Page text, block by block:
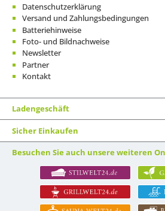
Datenschutzerklärung
Versand und Zahlungsbedingungen
Batteriehinweise
Foto- und Bildnachweise
Newsletter
Partner
Kontakt
Ladengeschäft
Sicher Einkaufen
Besuchen Sie auch unsere weiteren